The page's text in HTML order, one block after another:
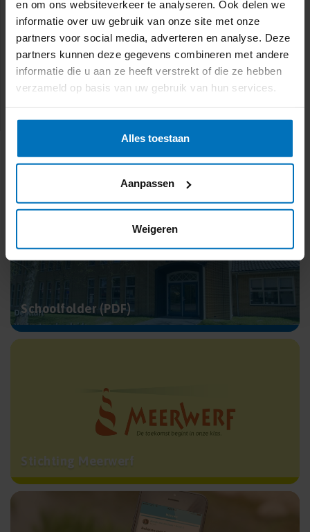
en om ons websiteverkeer te analyseren. Ook delen we
informatie over uw gebruik van onze site met onze
partners voor social media, adverteren en analyse. Deze
partners kunnen deze gegevens combineren met andere
informatie die u aan ze heeft verstrekt of die ze hebben
verzameld op basis van uw gebruik van hun services.
Alles toestaan
Aanpassen
Weigeren
Vrijdagmiddag:
12.30 uur - 13.10 uur Groep 4
13.10 uur - 14.00 uur Groep 5A
Schoolfolder (PDF)
Stichting Meerwerf